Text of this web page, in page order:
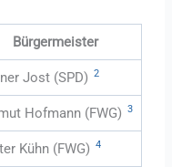
Bürgermeister
Jost (SPD) 2
Hofmann (FWG) 3
Kühn (FWG) 4